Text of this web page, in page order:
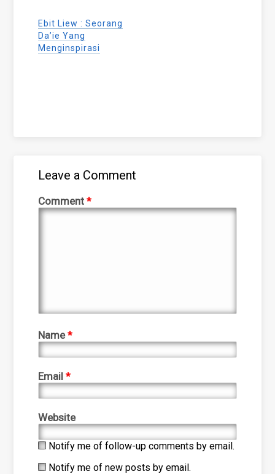
Ebit Liew : Seorang
Da’ie Yang
Menginspirasi
Leave a Comment
Comment*
Name*
Email*
Website
Notify me of follow-up comments by email.
Notify me of new posts by email.